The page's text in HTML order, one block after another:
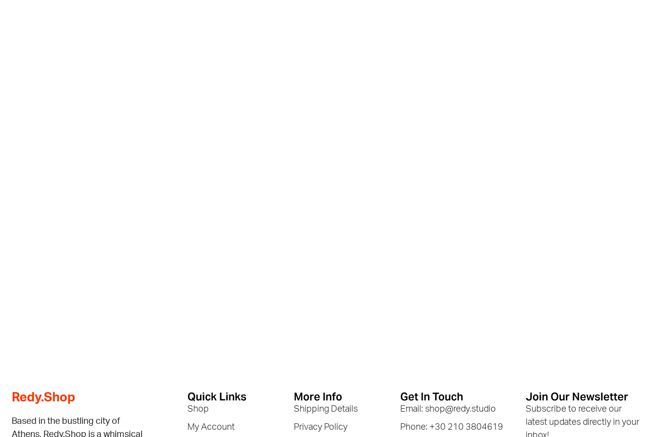
Redy.Shop
Based in the bustling city of
Athens, Redy.Shop is a whimsical
Quick Links
Shop
My Account
More Info
Shipping Details
Privacy Policy
Get In Touch
Email: shop@redy.studio
Phone: +30 210 3804619
Join Our Newsletter
Subscribe to receive our
latest updates directly in your